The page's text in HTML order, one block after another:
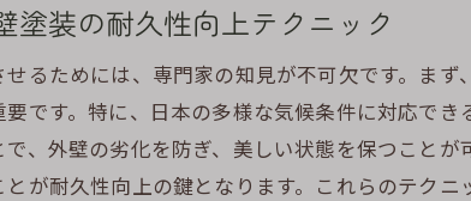
季節に応じたコスト削減
雨季や冬季に最適な塗
オフシーズンを狙った
タイミングを見極めた
長期間の耐久性を実現する
塗装の耐久性向上テクニック
るためには、専門家の知見が不可欠です。ま
です。特に、日本の多様な気候条件に対応で
、外壁の劣化を防ぎ、美しい状態を保つこと
が耐久性向上の鍵となります。これらのテク